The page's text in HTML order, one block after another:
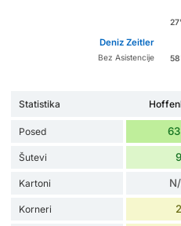
27'
Deniz Zeitler
Bez Asistencije
Statistika
Posed
Šutevi 9
Kartoni
Korneri 2